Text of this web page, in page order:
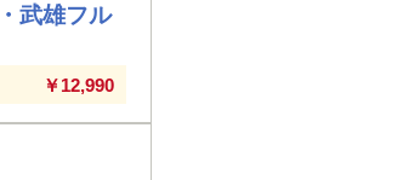
武雄フル
￥12,990